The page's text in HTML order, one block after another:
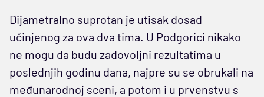
Dijametralno suprotan je utisak dosad
učinjenog za ova dva tima. U Podgorici nikako
ne mogu da budu zadovoljni rezultatima u
poslednjih godinu dana, najpre su se obrukali na
međunarodnoj sceni, a potom i u prvenstvu s